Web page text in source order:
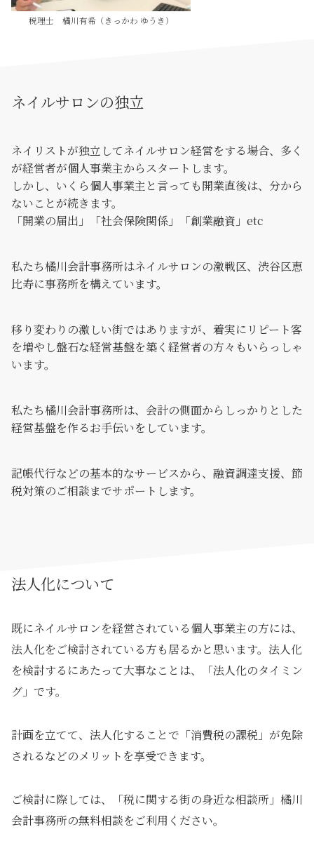
税理士 橘川有希（きっかわ ゆうき）
ネイルサロンの独立
ネイリストが独立してネイルサロン経営をする場合、多く
が経営者が個人事業主からスタートします。
しかし、いくら個人事業主と言っても開業直後は、分から
ないことが続きます。
「開業の届出」「社会保険関係」「創業融資」etc
私たち橘川会計事務所はネイルサロンの激戦区、渋谷区恵
比寿に事務所を構えています。
移り変わりの激しい街ではありますが、着実にリピート客
を増やし盤石な経営基盤を築く経営者の方々もいらっしゃ
います。
私たち橘川会計事務所は、会計の側面からしっかりとした
経営基盤を作るお手伝いをしています。
記帳代行などの基本的なサービスから、融資調達支援、節
税対策のご相談までサポートします。
法人化について
既にネイルサロンを経営されている個人事業主の方には、
法人化をご検討されている方も居るかと思います。法人化
を検討するにあたって大事なことは、「法人化のタイミン
グ」です。
計画を立てて、法人化することで「消費税の課税」が免除
されるなどのメリットを享受できます。
ご検討に際しては、「税に関する街の身近な相談所」橘川
会計事務所の無料相談をご利用ください。